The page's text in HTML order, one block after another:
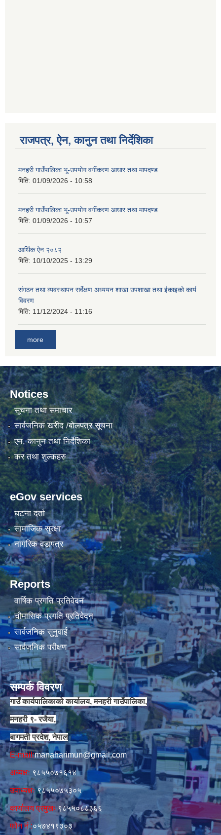
राजपत्र, ऐन, कानुन तथा निर्देशिका
मनहरी गाउँपालिका भू-उपयोग वर्गीकरण आधार तथा मापदण्ड
मिति: 01/09/2026 - 10:58
मनहरी गाउँपालिका भू-उपयोग वर्गीकरण आधार तथा मापदण्ड
मिति: 01/09/2026 - 10:57
आर्थिक ऐन २०८२
मिति: 10/10/2025 - 13:29
संगठन तथा व्यवस्थापन सर्वेक्षण अध्ययन शाखा उपशाखा तथा ईकाइको कार्य
विवरण
मिति: 11/12/2024 - 11:16
more
Notices
सूचना तथा समाचार
सार्वजनिक खरीद /बोलपत्र सूचना
एन, कानुन तथा निर्देशिका
कर तथा शुल्कहरु
eGov services
घटना दर्ता
सामाजिक सुरक्षा
नागरिक वडापत्र
Reports
वार्षिक प्रगति प्रतिवेदन
चौमासिक प्रगति प्रतिवेदन
सार्वजनिक सुनुवाई
सार्वजनिक परीक्षण
सम्पर्क विवरण
गाउँ कार्यपालिकाको कार्यालय, मनहरी गाउँपालिका,
मनहरी ९- रजैया,
बागमती प्रदेश, नेपाल
E-mail:manaharimun@gmail.com
अध्यक्षः ९८५५०७१६१४
उपाध्यक्षः९८५५०७५३०५
कार्यालय प्रमुखः ९८५५०८८३६६
फोन नं‍‌ :०५७४१९३०३